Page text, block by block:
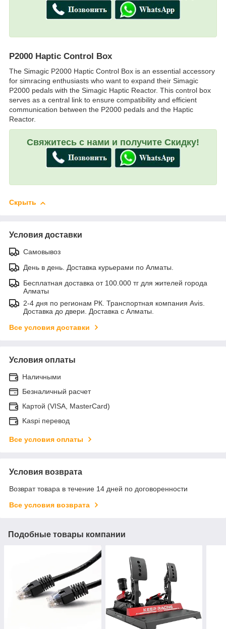
P2000 Haptic Control Box
The Simagic P2000 Haptic Control Box is an essential accessory
for simracing enthusiasts who want to expand their Simagic
P2000 pedals with the Simagic Haptic Reactor. This control box
serves as a central link to ensure compatibility and efficient
communication between the P2000 pedals and the Haptic
Reactor.
Свяжитесь с нами и получите Скидку!
Скрыть
Условия доставки
Самовывоз
День в день. Доставка курьерами по Алматы.
Бесплатная доставка от 100.000 тг для жителей города
Алматы
2-4 дня по регионам РК. Транспортная компания Avis.
Доставка до двери. Доставка с Алматы.
Все условия доставки
Условия оплаты
Наличными
Безналичный расчет
Картой (VISA, MasterCard)
Kaspi перевод
Все условия оплаты
Условия возврата
Возврат товара в течение 14 дней по договоренности
Все условия возврата
Подобные товары компании